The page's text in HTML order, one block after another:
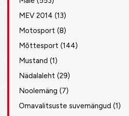
MEV 2014 (13)
Motosport (8)
Mõttesport (144)
Mustand (1)
Nädalaleht (29)
Noolemäng (7)
Omavalitsuste suvemängud (1)